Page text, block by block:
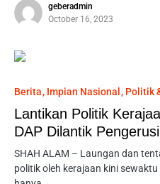
geberadmin
October 16, 2023
Berita Impian Nasional Politik
Lantikan Politik
DAP Dilantik
SHAH ALAM – Laungan dan
politik oleh kerajaan kini